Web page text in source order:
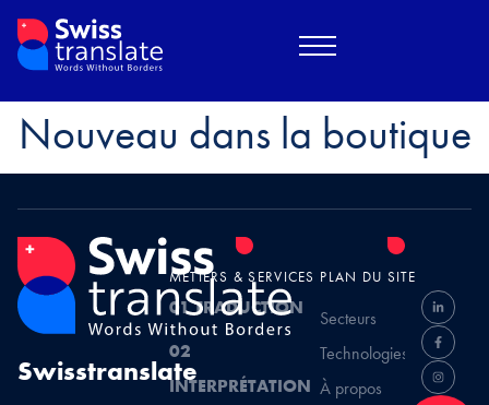
vous intéresser…
panier est actuellement
Nouveau dans la boutique
Swisstranslate
MÉTIERS & SERVICES
01 TRADUCTION
02
INTERPRÉTATION
PLAN DU SITE
Secteurs
Technologies
À propos